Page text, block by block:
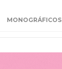
MONOGRÁFICOS